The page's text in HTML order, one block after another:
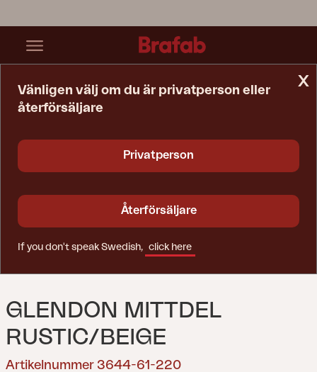
GLENDON MITTDEL
RUSTIC/BEIGE
Artikelnummer 3644-61-220
x
Vänligen välj om du är privatperson eller
återförsäljare
Privatperson
Återförsäljare
If you don't speak Swedish, click here